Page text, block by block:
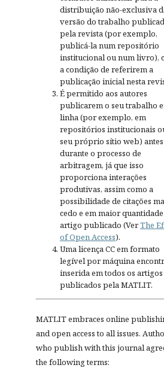
distribuição não-exclusiva
versão do trabalho
pela revista (por exemplo,
publicá-la num repositório
institucional ou num livro),
a condição de referirem a
publicação inicial nesta
É permitido aos autores
publicarem o seu trabalho
linha (por exemplo, em
repositórios institucionais
seu próprio sítio web) antes
durante o processo de
arbitragem, já que isso
proporciona interações
produtivas, assim como a
possibilidade de citações
cedo e em maior
artigo publicado (VerThe
of Open Access).
Uma licença CC em formato
legível por máquina
inserida em todos os artigos
publicados pela MATLIT.
MATLIT embraces online
and open access to all issues.
who publish with this journal
the following terms: